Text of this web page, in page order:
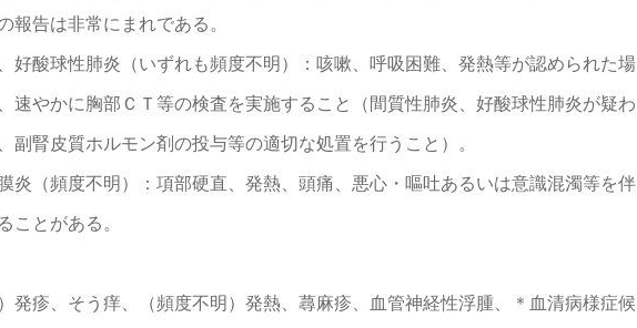
告は非常にまれである。
好酸球性肺炎（いずれも頻度不明）：咳嗽、呼吸困難、発熱等が認められた場
速やかに胸部ＣＴ等の検査を実施すること（間質性肺炎、好酸球性肺炎が疑わ
副腎皮質ホルモン剤の投与等の適切な処置を行うこと）。
炎（頻度不明）：項部硬直、発熱、頭痛、悪心・嘔吐あるいは意識混濁等を伴
ことがある。
発疹、そう痒、（頻度不明）発熱、蕁麻疹、血管神経性浮腫、＊血清病様症候